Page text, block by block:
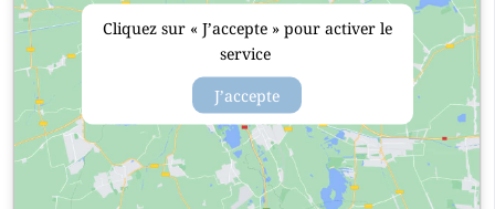
Cliquez sur « J’accepte » pour activer le
service
J’accepte